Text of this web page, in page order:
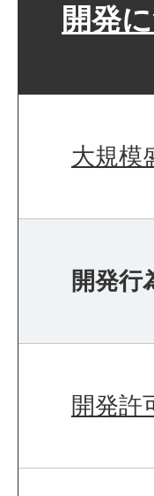
開発
大規模
開発行
開発許